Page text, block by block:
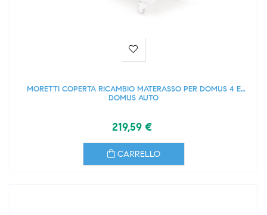
MORETTI COPERTA RICAMBIO MATERASSO PER DOMUS 4 E
DOMUS AUTO
219,59 €
CARRELLO